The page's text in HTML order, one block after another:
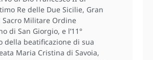
Re delle Due Sicilie, Gran
Sacro Militare Ordine
di San Giorgio, e l’11°
della beatificazione di sua
Maria Cristina di Savoia,